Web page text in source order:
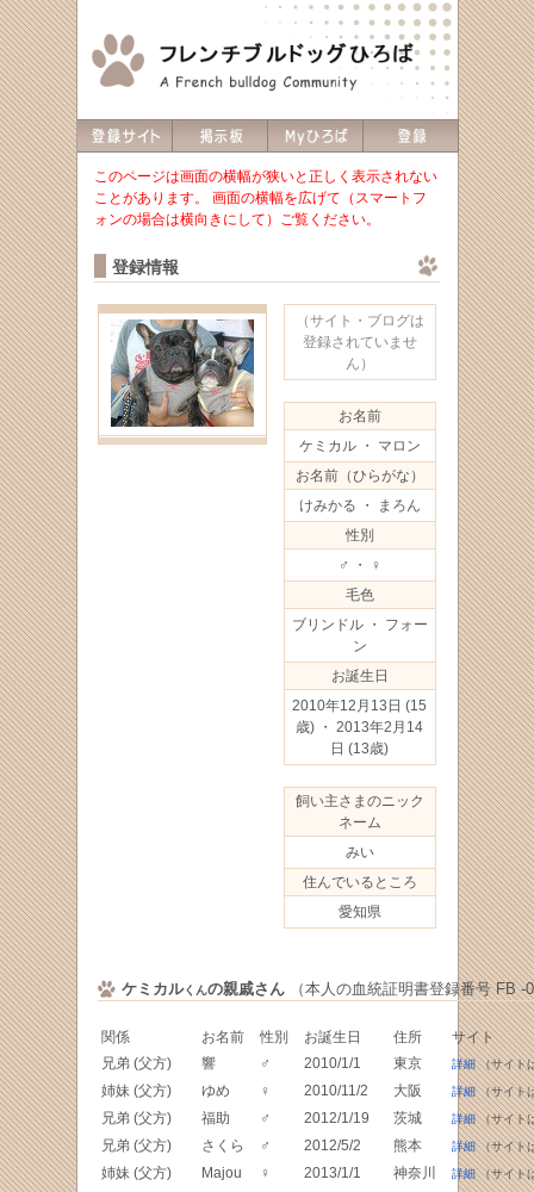
このページは画面の横幅が狭いと正しく表示されない
ことがあります。 画面の横幅を広げて（スマートフ
ォンの場合は横向きにして）ご覧ください。
登録情報
（サイト・ブログは
登録されていませ
ん）
お名前
ケミカル ・ マロン
お名前（ひらがな）
けみかる ・ まろん
性別
♂ ・ ♀
毛色
ブリンドル ・ フォー
ン
お誕生日
2010年12月13日 (15
歳) ・ 2013年2月14
日 (13歳)
飼い主さまのニック
ネーム
みい
住んでいるところ
愛知県
ケミカルくんの親戚さん（本人の血統証明書登録番号 FB -
関係 お名前 性別 お誕生日 住所
サイト
兄弟 (父方)
響 ♂ 2010/1/1 東京 詳細（サイト
姉妹 (父方) ゆめ ♀ 2010/11/2 大阪 詳細（サイト
兄弟 (父方) 福助 ♂ 2012/1/19 茨城 詳細（サイト
兄弟 (父方) さくら ♂ 2012/5/2 熊本 詳細（サイト
姉妹 (父方) Majou ♀ 2013/1/1 神奈川 詳細（サイト